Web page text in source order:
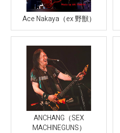
Ace Nakaya（ex 野獣）
ANCHANG（SEX
MACHINEGUNS）